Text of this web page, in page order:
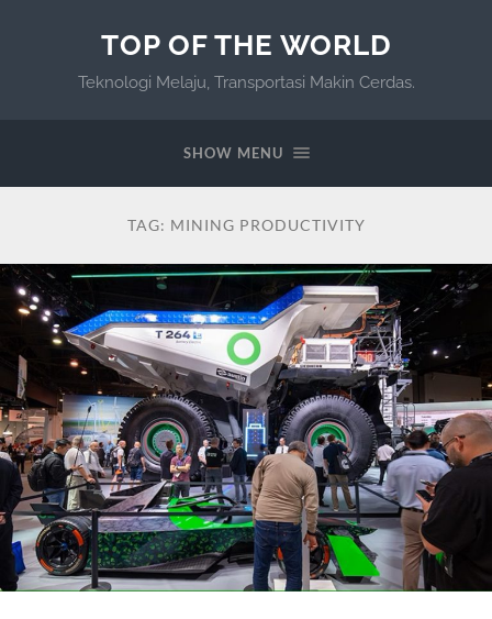
TOP OF THE WORLD
Teknologi Melaju, Transportasi Makin Cerdas.
SHOW MENU
TAG: MINING PRODUCTIVITY